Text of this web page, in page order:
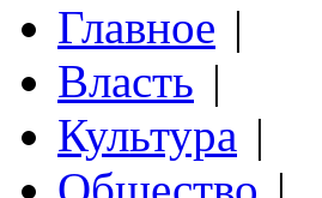
Главное |
Власть |
Культура |